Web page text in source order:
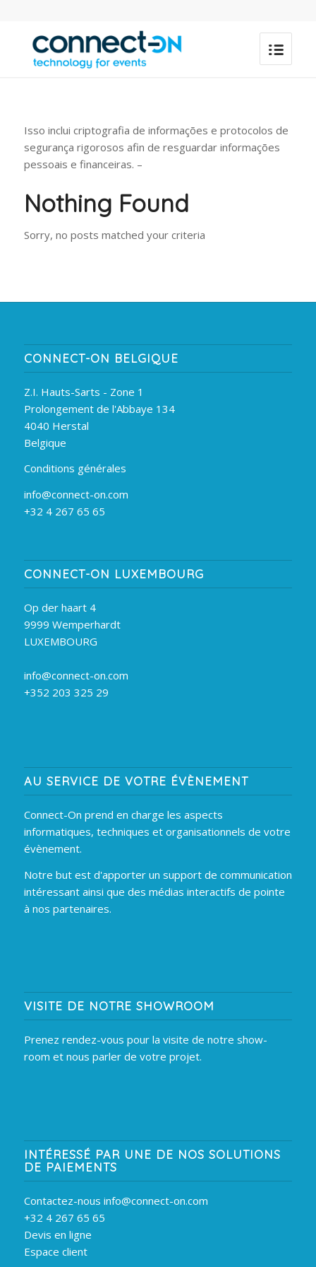
Isso inclui criptografia de informações e protocolos de
segurança rigorosos afin de resguardar informações
pessoais e financeiras. –
Nothing Found
Sorry, no posts matched your criteria
CONNECT-ON BELGIQUE
Z.I. Hauts-Sarts - Zone 1
Prolongement de l'Abbaye 134
4040 Herstal
Belgique
Conditions générales
info@connect-on.com
+32 4 267 65 65
CONNECT-ON LUXEMBOURG
Op der haart 4
9999 Wemperhardt
LUXEMBOURG
info@connect-on.com
+352 203 325 29
AU SERVICE DE VOTRE ÉVÈNEMENT
Connect-On prend en charge les aspects
informatiques, techniques et organisationnels de votre
évènement.
Notre but est d'apporter un support de communication
intéressant ainsi que des médias interactifs de pointe
à nos partenaires.
VISITE DE NOTRE SHOWROOM
Prenez rendez-vous pour la visite de notre show-
room et nous parler de votre projet.
INTÉRESSÉ PAR UNE DE NOS SOLUTIONS
DE PAIEMENTS
Contactez-nous info@connect-on.com
+32 4 267 65 65
Devis en ligne
Espace client